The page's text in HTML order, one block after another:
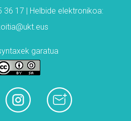
36 17 | Helbide elektronikoa:
garatua